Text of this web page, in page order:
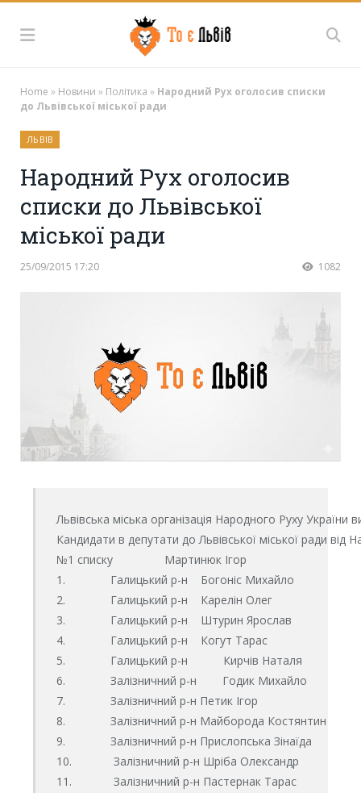
Home » Новини » Політика » Народний Рух оголосив списки
до Львівської міської ради
ЛЬВІВ
Народний Рух оголосив
списки до Львівської
міської ради
25/09/2015 17:20 1082
Львівська міська організація Народного Руху
Кандидати в депутати до Львівської міської ради від
№1 списку                Мартинюк Ігор
1.              Галицький р-н    Богоніс Михайло
2.              Галицький р-н    Карелін Олег
3.              Галицький р-н    Штурин Ярослав
4.              Галицький р-н    Когут Тарас
5.              Галицький р-н           Кирчів Наталя
6.              Залізничний р-н        Годик Михайло
7.              Залізничний р-н Петик Ігор
8.              Залізничний р-н Майборода Костянтин
9.              Залізничний р-н Прислопська Зінаїда
10.             Залізничний р-н Шріба Олександр
11.             Залізничний р-н Пастернак Тарас